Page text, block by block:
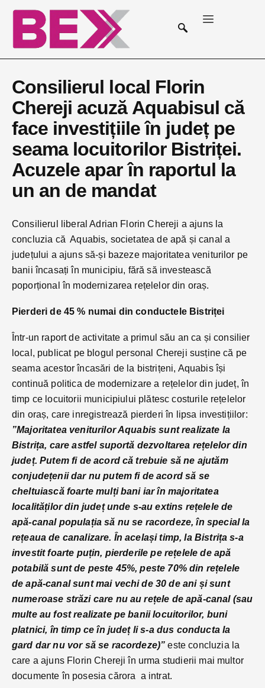
Consilierul local Florin
Chereji acuză Aquabisul că
face investițiile în județ pe
seama locuitorilor Bistriței.
Acuzele apar în raportul la
un an de mandat
Consilierul liberal Adrian Florin Chereji a ajuns la
concluzia că Aquabis, societatea de apă și canal a
județului a ajuns să-și bazeze majoritatea veniturilor pe
banii încasați în municipiu, fără să investească
poporțional în modernizarea rețelelor din oraș.
Pierderi de 45 % numai din conductele Bistriței
Într-un raport de activitate a primul său an ca și consilier
local, publicat pe blogul personal Chereji susține că pe
seama acestor încasări de la bistrițeni, Aquabis își
continuă politica de modernizare a rețelelor din județ, în
timp ce locuitorii municipiului plătesc costurile rețelelor
din oraș, care inregistrează pierderi în lipsa investițiilor:
”Majoritatea veniturilor Aquabis sunt realizate la
Bistrița, care astfel suportă dezvoltarea rețelelor din
județ. Putem fi de acord că trebuie să ne ajutăm
conjudețenii dar nu putem fi de acord să se
cheltuiască foarte mulți bani iar în majoritatea
localităților din județ unde s-au extins rețelele de
apă-canal populația să nu se racordeze, în special la
rețeaua de canalizare. În același timp, la Bistrița s-a
investit foarte puțin, pierderile pe rețelele de apă
potabilă sunt de peste 45%, peste 70% din rețelele
de apă-canal sunt mai vechi de 30 de ani și sunt
numeroase străzi care nu au rețele de apă-canal (sau
multe au fost realizate pe banii locuitorilor, buni
platnici, în timp ce în județ li s-a dus conducta la
gard dar nu vor să se racordeze)”este concluzia la
care a ajuns Florin Chereji în urma studierii mai multor
documente în posesia cărora a intrat.